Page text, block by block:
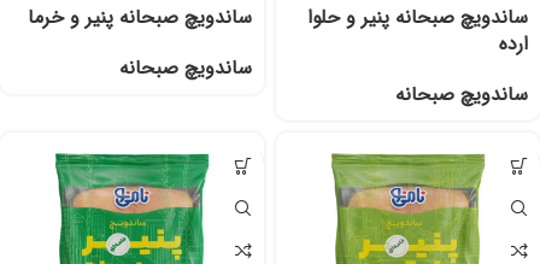
ساندویچ صبحانه پنیر و حلوا
ارده
ساندویچ صبحانه
ساندویچ صبحانه پنیر و خرما
ساندویچ صبحانه